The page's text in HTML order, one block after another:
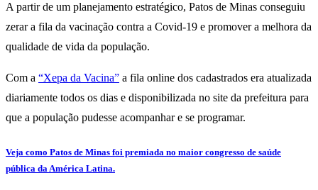
A partir de um planejamento estratégico, Patos de Minas conseguiu
zerar a fila da vacinação contra a Covid-19 e promover a melhora da
qualidade de vida da população.
Com a “Xepa da Vacina” a fila online dos cadastrados era atualizada
diariamente todos os dias e disponibilizada no site da prefeitura para
que a população pudesse acompanhar e se programar.
Veja como Patos de Minas foi premiada no maior congresso de saúde
pública da América Latina.